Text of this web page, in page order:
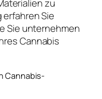
zu
erfahren Sie
Sie unternehmen
Cannabis
Cannabis-